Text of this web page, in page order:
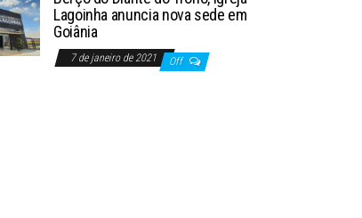
Lagoinha anuncia nova sede em
Goiânia
7 de janeiro de 2021 Off